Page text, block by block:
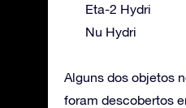
Eta-2 Hydri
Nu Hydri
Alguns dos objetos
foram descobertos